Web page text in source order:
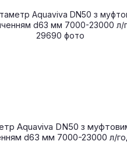
Aquaviva DN50 з
d63 мм 7000-23000 л/